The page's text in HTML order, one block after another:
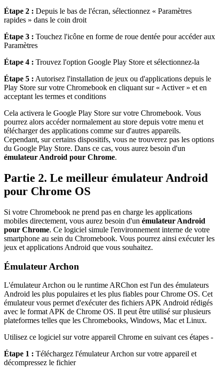
Étape 2 : Depuis le bas de l'écran, sélectionnez « Paramètres
rapides » dans le coin droit
Étape 3 : Touchez l'icône en forme de roue dentée pour accéder aux
Paramètres
Étape 4 : Trouvez l'option Google Play Store et sélectionnez-la
Étape 5 : Autorisez l'installation de jeux ou d'applications depuis le
Play Store sur votre Chromebook en cliquant sur « Activer » et en
acceptant les termes et conditions
Cela activera le Google Play Store sur votre Chromebook. Vous
pourrez alors accéder normalement au store depuis votre menu et
télécharger des applications comme sur d'autres appareils.
Cependant, sur certains dispositifs, vous ne trouverez pas les options
du Google Play Store. Dans ce cas, vous aurez besoin d'un
émulateur Android pour Chrome.
Partie 2. Le meilleur émulateur Android
pour Chrome OS
Si votre Chromebook ne prend pas en charge les applications
mobiles directement, vous aurez besoin d'un émulateur Android
pour Chrome. Ce logiciel simule l'environnement interne de votre
smartphone au sein du Chromebook. Vous pourrez ainsi exécuter les
jeux et applications Android que vous souhaitez.
Émulateur Archon
L'émulateur Archon ou le runtime ARChon est l'un des émulateurs
Android les plus populaires et les plus fiables pour Chrome OS. Cet
émulateur vous permet d'exécuter des fichiers APK Android rédigés
avec le format APK de Chrome OS. Il peut être utilisé sur plusieurs
plateformes telles que les Chromebooks, Windows, Mac et Linux.
Utilisez ce logiciel sur votre appareil Chrome en suivant ces étapes -
Étape 1 : Téléchargez l'émulateur Archon sur votre appareil et
décompressez le fichier